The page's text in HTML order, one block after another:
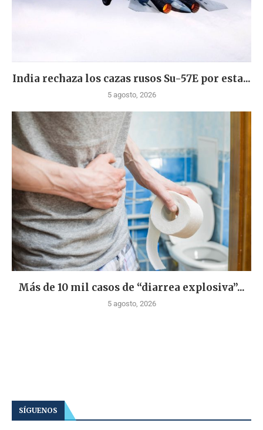
India rechaza los cazas rusos Su-57E por esta...
5 agosto, 2026
Más de 10 mil casos de “diarrea explosiva”...
5 agosto, 2026
SÍGUENOS